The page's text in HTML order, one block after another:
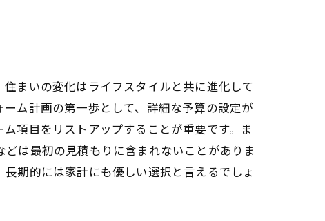
まいの変化はライフスタイルと共に進化して
ム計画の第一歩として、詳細な予算の設定が
項目をリストアップすることが重要です。ま
は最初の見積もりに含まれないことがありま
期的には家計にも優しい選択と言えるでしょ